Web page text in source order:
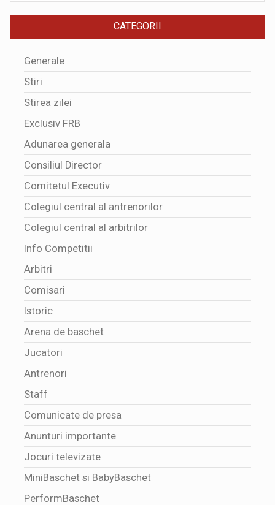
CATEGORII
Generale
Stiri
Stirea zilei
Exclusiv FRB
Adunarea generala
Consiliul Director
Comitetul Executiv
Colegiul central al antrenorilor
Colegiul central al arbitrilor
Info Competitii
Arbitri
Comisari
Istoric
Arena de baschet
Jucatori
Antrenori
Staff
Comunicate de presa
Anunturi importante
Jocuri televizate
MiniBaschet si BabyBaschet
PerformBaschet